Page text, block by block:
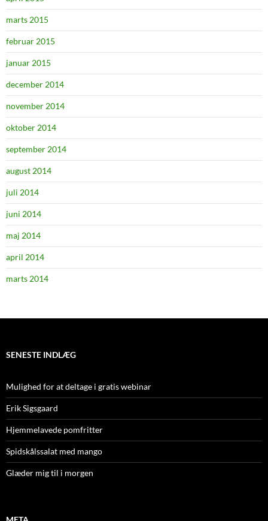
marts 2015
februar 2015
januar 2015
december 2014
november 2014
oktober 2014
september 2014
august 2014
juli 2014
juni 2014
maj 2014
april 2014
marts 2014
SENESTE INDLÆG
Mulighed for at deltage i gratis webinar
Erik Sigsgaard
Hjemmelavede pomfritter
Spidskålssalat med mango
Glæder mig til i morgen